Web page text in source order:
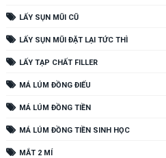
LẤY SỤN MŨI CŨ
LẤY SỤN MŨI ĐẶT LẠI TỨC THÌ
LẤY TẠP CHẤT FILLER
MÁ LÚM ĐỒNG ĐIẾU
MÁ LÚM ĐỒNG TIỀN
MÁ LÚM ĐỒNG TIỀN SINH HỌC
MẮT 2 MÍ